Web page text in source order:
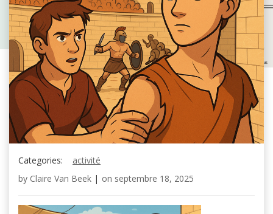
Categories:
activité
by Claire Van Beek | on septembre 18, 2025